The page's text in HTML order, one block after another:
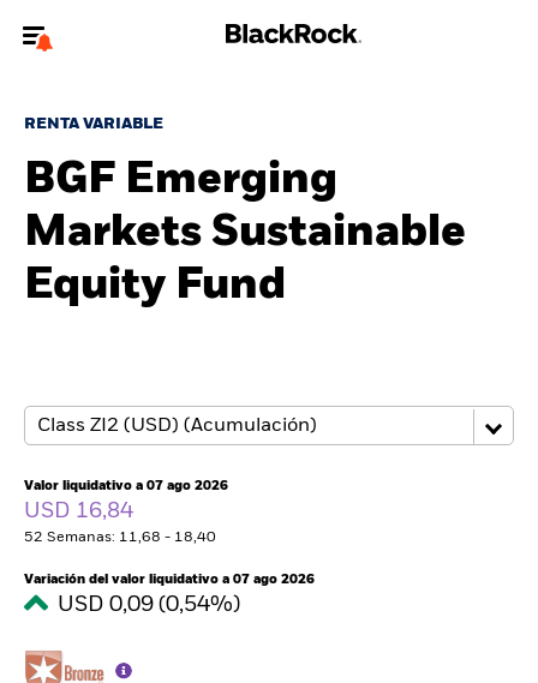
particulares.
relevante, por favor, actualizatu tipo de usuario.
Quiénes somos
Productos
Educación
Particulares
Change location
RENTA VARIABLE
BGF Emerging
Markets Sustainable
Equity Fund
Valor liquidativo a 07 ago 2026
USD 16,84
52 Semanas: 11,68 - 18,40
Variación del valor liquidativo a 07 ago 2026
USD 0,09 (0,54%)